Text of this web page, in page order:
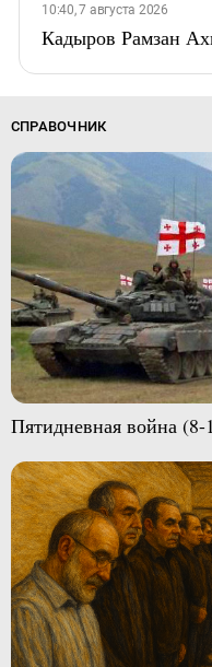
10:40, 7 августа 2026
Кадыров Рамзан
СПРАВОЧНИК
Пятидневная война (8-